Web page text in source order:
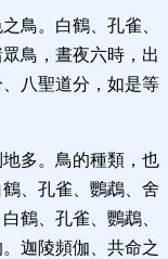
鳥。白鶴、孔雀、
鳥，晝夜六時，出
八聖道分，如是等
多。鳥的種類，也
、孔雀、鸚鵡、舍
鶴、孔雀、鸚鵡、
迦陵頻伽、共命之